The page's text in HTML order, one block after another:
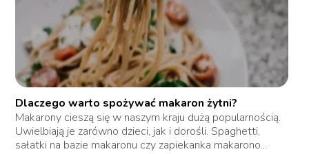
Dlaczego warto spożywać makaron żytni?
Makarony cieszą się w naszym kraju dużą popularnością.
Uwielbiają je zarówno dzieci, jak i dorośli. Spaghetti,
sałatki na bazie makaronu czy zapiekanka makarono...